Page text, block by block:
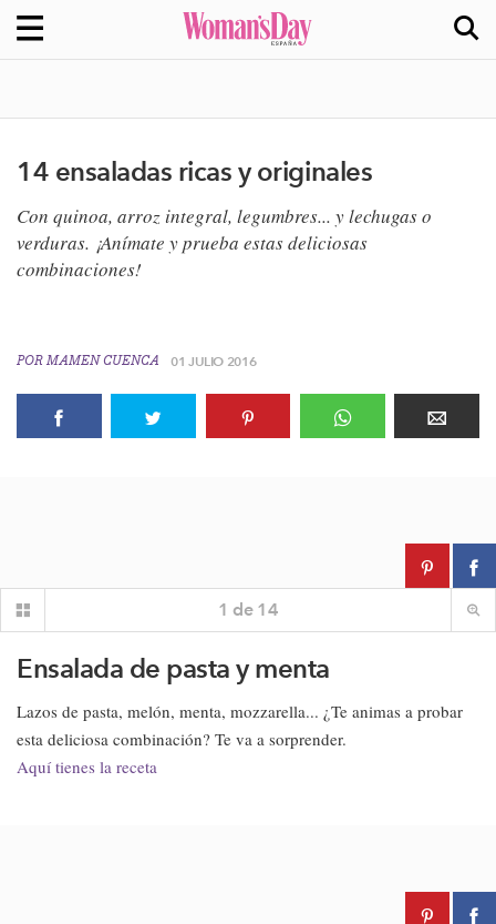
14 ensaladas ricas y originales
Con quinoa, arroz integral, legumbres... y lechugas o
verduras. ¡Anímate y prueba estas deliciosas
combinaciones!
POR MAMEN CUENCA 01 JULIO 2016
1 de 14
Ensalada de pasta y menta
Lazos de pasta, melón, menta, mozzarella... ¿Te animas a probar
esta deliciosa combinación? Te va a sorprender.
Aquí tienes la receta